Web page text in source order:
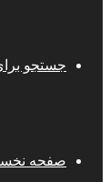
جستجو
صفحه